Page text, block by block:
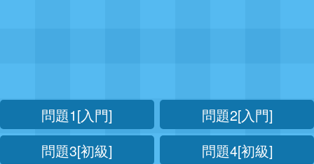
問題1[入門]
問題2[入門]
問題3[初級]
問題4[初級]